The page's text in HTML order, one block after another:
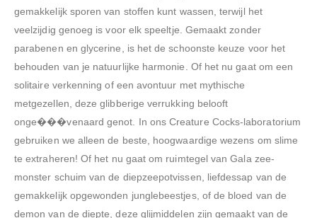
gemakkelijk sporen van stoffen kunt wassen, terwijl het
veelzijdig genoeg is voor elk speeltje. Gemaakt zonder
parabenen en glycerine, is het de schoonste keuze voor het
behouden van je natuurlijke harmonie. Of het nu gaat om een
solitaire verkenning of een avontuur met mythische
metgezellen, deze glibberige verrukking belooft
onge���venaard genot. In ons Creature Cocks-laboratorium
gebruiken we alleen de beste, hoogwaardige wezens om slime
te extraheren! Of het nu gaat om ruimtegel van Gala zee-
monster schuim van de diepzeepotvissen, liefdessap van de
gemakkelijk opgewonden junglebeestjes, of de bloed van de
demon van de diepte, deze glijmiddelen zijn gemaakt van de